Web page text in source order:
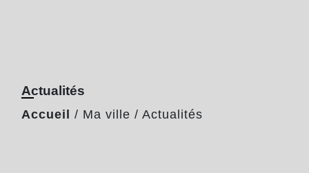
Actualités
Accueil / Ma ville / Actualités